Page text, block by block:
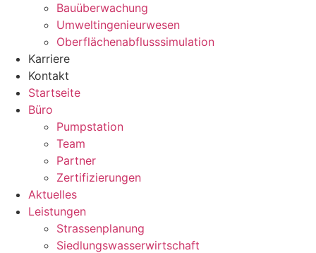
Bauüberwachung
Umweltingenieurwesen
Oberflächenabflusssimulation
Karriere
Kontakt
Startseite
Büro
Pumpstation
Team
Partner
Zertifizierungen
Aktuelles
Leistungen
Strassenplanung
Siedlungswasserwirtschaft